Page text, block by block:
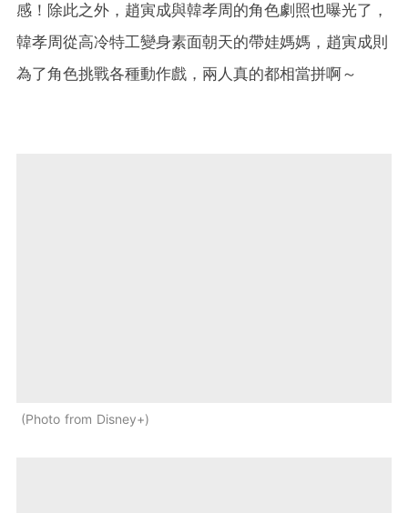
感！除此之外，趙寅成與韓孝周的角色劇照也曝光了，
韓孝周從高冷特工變身素面朝天的帶娃媽媽，趙寅成則
為了角色挑戰各種動作戲，兩人真的都相當拼啊～
Photo from Disney+